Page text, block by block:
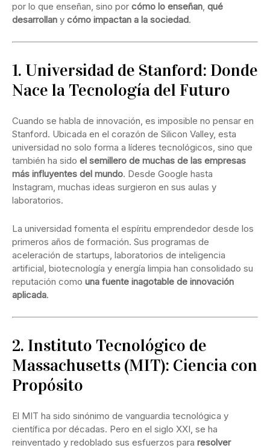
por lo que enseñan, sino por cómo lo enseñan, qué
desarrollan y cómo impactan a la sociedad.
1. Universidad de Stanford: Donde
Nace la Tecnología del Futuro
Cuando se habla de innovación, es imposible no pensar en
Stanford. Ubicada en el corazón de Silicon Valley, esta
universidad no solo forma a líderes tecnológicos, sino que
también ha sido el semillero de muchas de las empresas
más influyentes del mundo. Desde Google hasta
Instagram, muchas ideas surgieron en sus aulas y
laboratorios.
La universidad fomenta el espíritu emprendedor desde los
primeros años de formación. Sus programas de
aceleración de startups, laboratorios de inteligencia
artificial, biotecnología y energía limpia han consolidado su
reputación como una fuente inagotable de innovación
aplicada.
2. Instituto Tecnológico de
Massachusetts (MIT): Ciencia con
Propósito
El MIT ha sido sinónimo de vanguardia tecnológica y
científica por décadas. Pero en el siglo XXI, se ha
reinventado y redoblado sus esfuerzos para resolver